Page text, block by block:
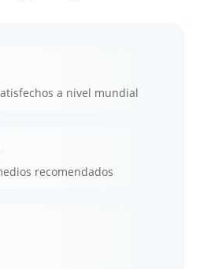
a nivel mundial
recomendados